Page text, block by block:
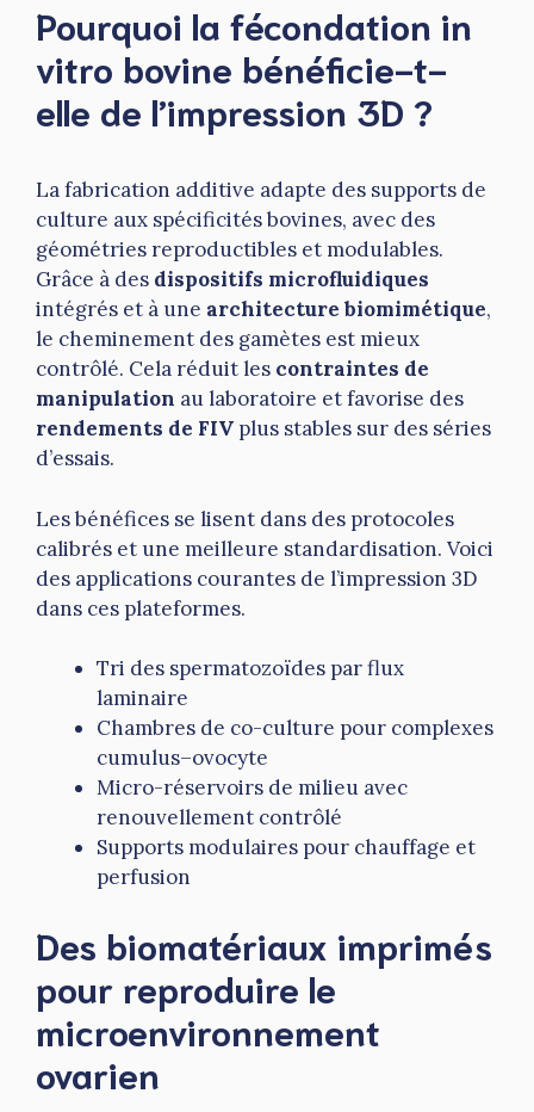
Pourquoi la fécondation in
vitro bovine bénéficie-t-
elle de l’impression 3D ?
La fabrication additive adapte des supports de
culture aux spécificités bovines, avec des
géométries reproductibles et modulables.
Grâce à des dispositifs microfluidiques
intégrés et à une architecture biomimétique,
le cheminement des gamètes est mieux
contrôlé. Cela réduit les contraintes de
manipulation au laboratoire et favorise des
rendements de FIV plus stables sur des séries
d’essais.
Les bénéfices se lisent dans des protocoles
calibrés et une meilleure standardisation. Voici
des applications courantes de l’impression 3D
dans ces plateformes.
Tri des spermatozoïdes par flux
laminaire
Chambres de co-culture pour complexes
cumulus–ovocyte
Micro-réservoirs de milieu avec
renouvellement contrôlé
Supports modulaires pour chauffage et
perfusion
Des biomatériaux imprimés
pour reproduire le
microenvironnement
ovarien